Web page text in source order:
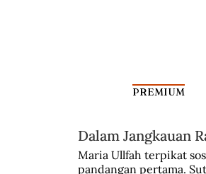
PREMIUM
Dalam Jangkauan
Maria Ullfah terpikat
pandangan pertama.